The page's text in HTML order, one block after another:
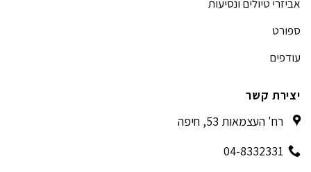
אביזרי טיולים ונסיעות
ספורט
עודפים
יצירת קשר
רח' העצמאות 53, חיפה
04-8332331